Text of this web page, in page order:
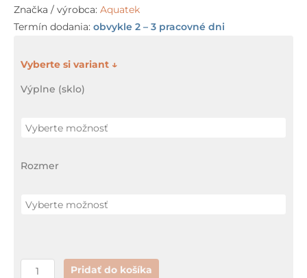
208,64 €
Značka / výrobca: Aquatek
Termín dodania: obvykle 2 – 3 pracovné dni
Výplne (sklo)
Rozmer
množstvo
DYNAMIC
bočná
+
najnižšej
Pridať do košíka